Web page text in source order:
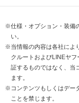
※仕様・オプション・装備
い。
※当情報の内容は各社によ
クルートおよびLINEヤ
証するものではなく、当
ます。
※コンテンツもしくはデー
ことを禁じます。